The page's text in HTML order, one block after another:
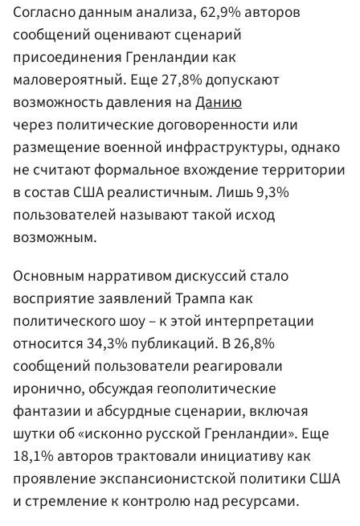
Согласно данным анализа, 62,9% авторов
сообщений оценивают сценарий
присоединения Гренландии как
маловероятный. Еще 27,8% допускают
возможность давления наДанию
через политические договоренности или
размещение военной инфраструктуры, однако
не считают формальное вхождение территории
в состав США реалистичным. Лишь 9,3%
пользователей называют такой исход
возможным.
Основным нарративом дискуссий стало
восприятие заявлений Трампа как
политического шоу – к этой интерпретации
относится 34,3% публикаций. В 26,8%
сообщений пользователи реагировали
иронично, обсуждая геополитические
фантазии и абсурдные сценарии, включая
шутки об «исконно русской Гренландии». Еще
18,1% авторов трактовали инициативу как
проявление экспансионистской политики США
и стремление к контролю над ресурсами.